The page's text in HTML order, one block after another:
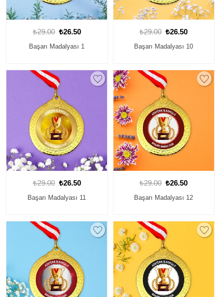
₺29.00 ₺26.50
Başarı Madalyası 1
₺29.00 ₺26.50
Başarı Madalyası 10
₺29.00 ₺26.50
Başarı Madalyası 11
₺29.00 ₺26.50
Başarı Madalyası 12